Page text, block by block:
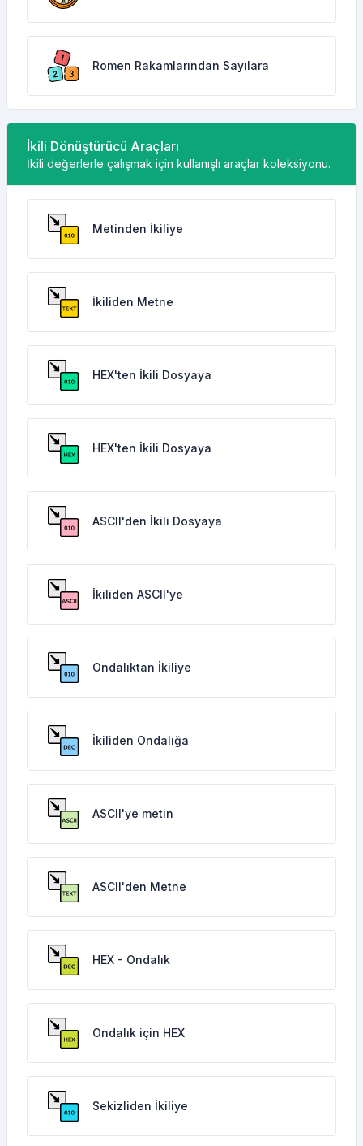
Romen Rakamlarından Sayılara
İkili Dönüştürücü Araçları
İkili değerlerle çalışmak için kullanışlı araçlar koleksiyonu.
Metinden İkiliye
İkiliden Metne
HEX'ten İkili Dosyaya
HEX'ten İkili Dosyaya
ASCII'den İkili Dosyaya
İkiliden ASCII'ye
Ondalıktan İkiliye
İkiliden Ondalığa
ASCII'ye metin
ASCII'den Metne
HEX - Ondalık
Ondalık için HEX
Sekizliden İkiliye